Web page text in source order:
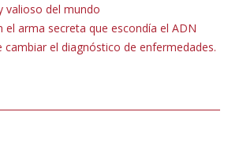
valioso del mundo
el arma secreta que escondía el ADN
cambiar el diagnóstico de enfermedades.